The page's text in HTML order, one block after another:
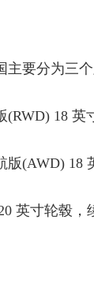
主要分为三个
(RWD) 18 英
版(AWD) 18
英寸轮毂，